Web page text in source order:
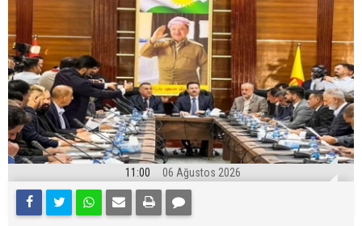
11:00 06 Ağustos 2026